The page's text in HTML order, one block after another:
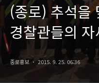
(종로) 추석을
경찰관들의 자
종로홍보 2015. 9. 25. 06:36